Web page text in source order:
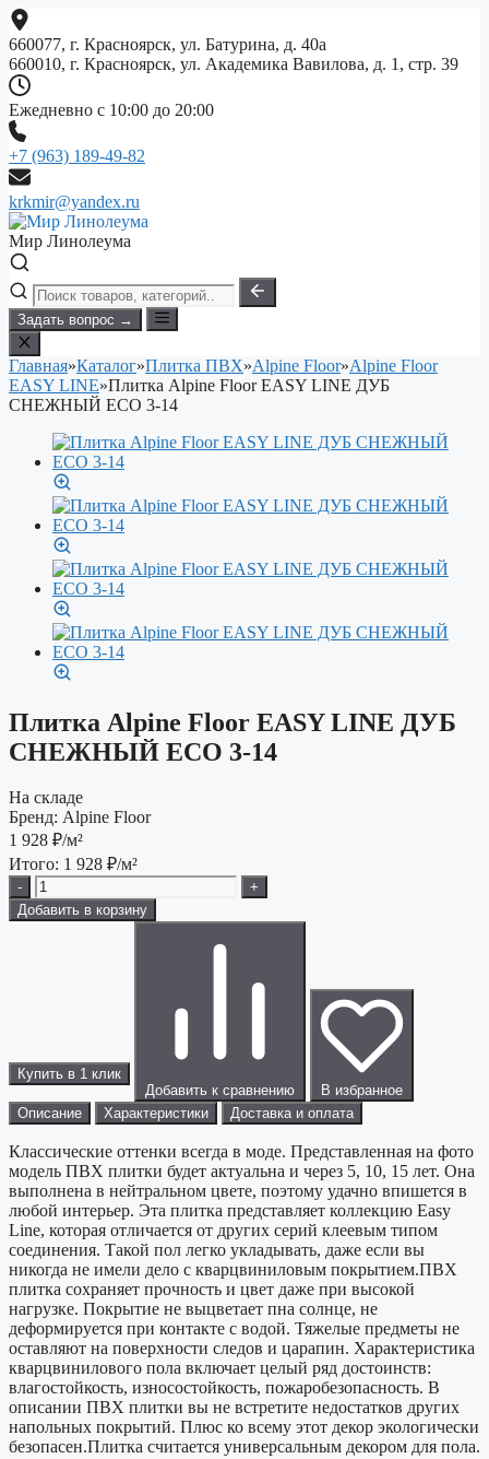
Перейти
к
содержимому
660077, г. Красноярск, ул. Батурина, д. 40а
660010, г. Красноярск, ул. Академика Вавилова, д. 1, стр. 39
Ежедневно с 10:00 до 20:00
+7 (963) 189-49-82
krkmir@yandex.ru
Мир Линолеума
Задать вопрос →
Главная»Каталог»Плитка ПВХ»Alpine Floor»Alpine Floor
EASY LINE»Плитка Alpine Floor EASY LINE ДУБ
СНЕЖНЫЙ ECO 3-14
Плитка Alpine Floor EASY LINE ДУБ
СНЕЖНЫЙ ECO 3-14
На складе
Бренд: Alpine Floor
1 928 ₽/м²
Итого: 1 928 ₽/м²
-
+
Добавить в корзину
Купить в 1 клик
Добавить к сравнению
В избранное
Описание
Характеристики Доставка и оплата
Классические оттенки всегда в моде. Представленная на фото
модель ПВХ плитки будет актуальна и через 5, 10, 15 лет. Она
выполнена в нейтральном цвете, поэтому удачно впишется в
любой интерьер. Эта плитка представляет коллекцию Easy
Line, которая отличается от других серий клеевым типом
соединения. Такой пол легко укладывать, даже если вы
никогда не имели дело с кварцвиниловым покрытием.ПВХ
плитка сохраняет прочность и цвет даже при высокой
нагрузке. Покрытие не выцветает пна солнце, не
деформируется при контакте с водой. Тяжелые предметы не
оставляют на поверхности следов и царапин. Характеристика
кварцвинилового пола включает целый ряд достоинств:
влагостойкость, износостойкость, пожаробезопасность. В
описании ПВХ плитки вы не встретите недостатков других
напольных покрытий. Плюс ко всему этот декор экологически
безопасен.Плитка считается универсальным декором для пола.